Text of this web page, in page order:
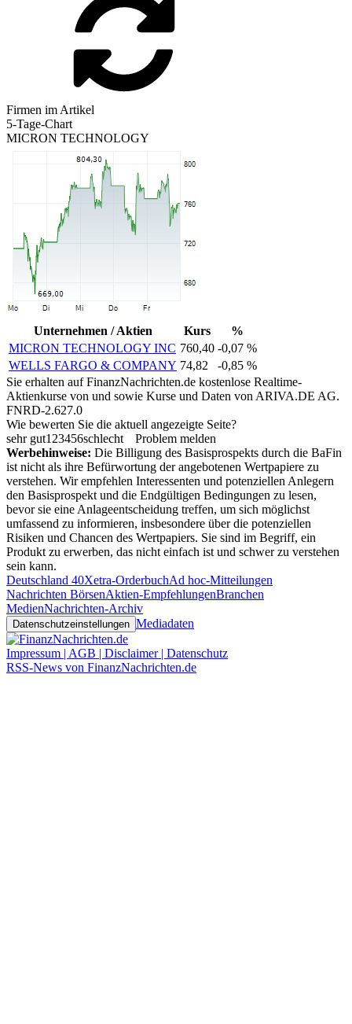
Firmen im Artikel
5-Tage-Chart
MICRON TECHNOLOGY
Unternehmen / Aktien Kurs
%
MICRON TECHNOLOGY INC 760,40 -0,07 %
WELLS FARGO & COMPANY 74,82
-0,85 %
Sie erhalten auf FinanzNachrichten.de kostenlose Realtime-
Aktienkurse von und sowie Kurse und Daten von ARIVA.DE AG.
FNRD-2.627.0
Wie bewerten Sie die aktuell angezeigte Seite?
sehr gut1 23456schlecht
Problem melden
Werbehinweise: Die Billigung des Basisprospekts durch die BaFin
ist nicht als ihre Befürwortung der angebotenen Wertpapiere zu
verstehen. Wir empfehlen Interessenten und potenziellen Anlegern
den Basisprospekt und die Endgültigen Bedingungen zu lesen,
bevor sie eine Anlageentscheidung treffen, um sich möglichst
umfassend zu informieren, insbesondere über die potenziellen
Risiken und Chancen des Wertpapiers. Sie sind im Begriff, ein
Produkt zu erwerben, das nicht einfach ist und schwer zu verstehen
sein kann.
Deutschland 40Xetra-OrderbuchAd hoc-Mitteilungen
Nachrichten BörsenAktien-EmpfehlungenBranchen
MedienNachrichten-Archiv
Datenschutzeinstellungen Mediadaten
Impressum | AGB | Disclaimer | Datenschutz
RSS-News von FinanzNachrichten.de